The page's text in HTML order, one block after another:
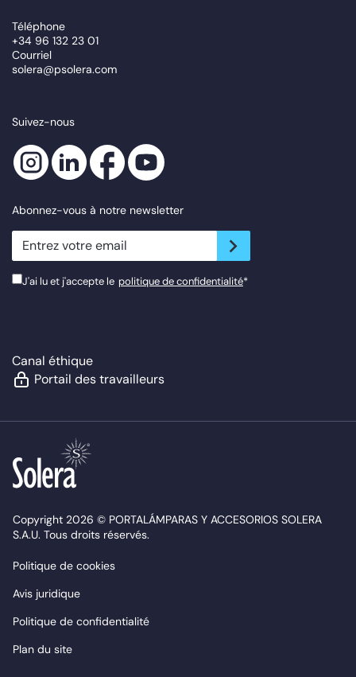
Téléphone
+34 96 132 23 01
Courriel
solera@psolera.com
Suivez-nous
Abonnez-vous à notre newsletter
newsletter.suscribe
J'ai lu et j'accepte le politique de confidentialité*
Canal éthique
Portail des travailleurs
Copyright 2026 © PORTALÁMPARAS Y ACCESORIOS SOLERA
S.A.U. Tous droits réservés.
Politique de cookies
Avis juridique
Politique de confidentialité
Plan du site